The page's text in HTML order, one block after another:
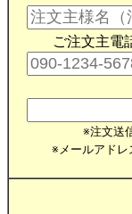
ご注文主電
※注文送
※メールアドレ